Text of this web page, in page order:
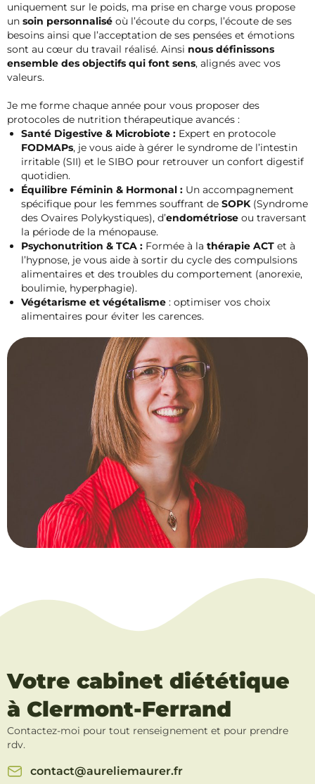
uniquement sur le poids, ma prise en charge vous propose
un soin personnalisé où l’écoute du corps, l’écoute de ses
besoins ainsi que l’acceptation de ses pensées et émotions
sont au cœur du travail réalisé. Ainsi nous définissons
ensemble des objectifs qui font sens, alignés avec vos
valeurs.
Je me forme chaque année pour vous proposer des
protocoles de nutrition thérapeutique avancés :
Santé Digestive & Microbiote : Expert en protocole
FODMAPs, je vous aide à gérer le syndrome de l’intestin
irritable (SII) et le SIBO pour retrouver un confort digestif
quotidien.
Équilibre Féminin & Hormonal : Un accompagnement
spécifique pour les femmes souffrant de SOPK(Syndrome
des Ovaires Polykystiques), d’endométriose ou traversant
la période de la ménopause.
Psychonutrition & TCA : Formée à la thérapie ACT et à
l’hypnose, je vous aide à sortir du cycle des compulsions
alimentaires et des troubles du comportement (anorexie,
boulimie, hyperphagie).
Végétarisme et végétalisme : optimiser vos choix
alimentaires pour éviter les carences.
Votre cabinet diététique
à Clermont-Ferrand
Contactez-moi pour tout renseignement et pour prendre
rdv.
contact@aureliemaurer.fr